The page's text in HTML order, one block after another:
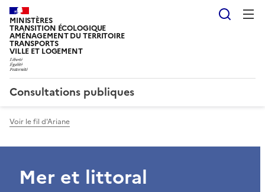
MINISTÈRES
TRANSITION ÉCOLOGIQUE
AMÉNAGEMENT DU TERRITOIRE
TRANSPORTS
VILLE ET LOGEMENT
Consultations publiques
Voir le fil d'Ariane
Mer et littoral